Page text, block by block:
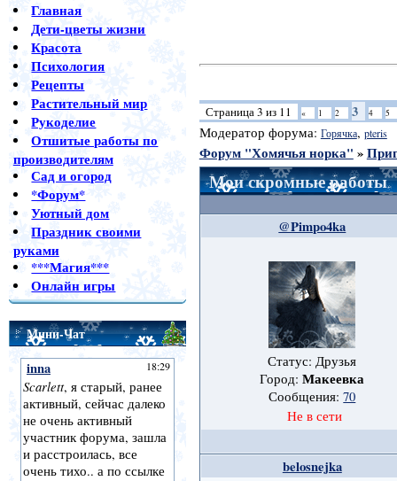
Главная
Дети-цветы жизни
Красота
Психология
Рецепты
Растительный мир
Рукоделие
Отшитые работы по
производителям
Сад и огород
*Форум*
Уютный дом
Праздник своими
руками
***Магия***
Онлайн игры
Мини-Чат
Страница3 из 11 « 1 2 3 4 5
Модератор форума: Горячка, pteris
Форум "Хомячья норка" »
Мои скромные работы
@Pimpo4ka
Статус: Друзья
Город:Макеевка
Сообщения:70
Не в сети
belosnejka